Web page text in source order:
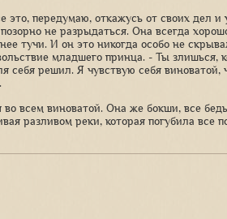
передумаю, откажусь от своих дел и
не разрыдаться. Она всегда
тучи. И он это никогда особо не
младшего принца. - Ты злишься,
себя решил. Я чувствую себя виноватой,
всем виноватой. Она же бокши, все
разливом реки, которая погубила все